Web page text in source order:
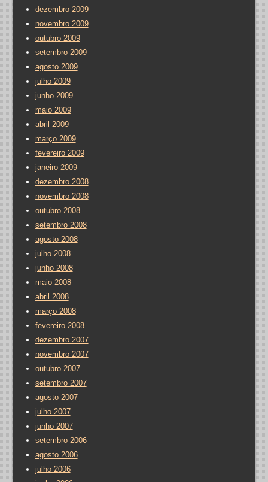
dezembro 2009
novembro 2009
outubro 2009
setembro 2009
agosto 2009
julho 2009
junho 2009
maio 2009
abril 2009
março 2009
fevereiro 2009
janeiro 2009
dezembro 2008
novembro 2008
outubro 2008
setembro 2008
agosto 2008
julho 2008
junho 2008
maio 2008
abril 2008
março 2008
fevereiro 2008
dezembro 2007
novembro 2007
outubro 2007
setembro 2007
agosto 2007
julho 2007
junho 2007
setembro 2006
agosto 2006
julho 2006